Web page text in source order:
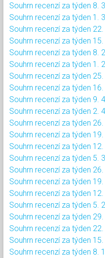
Souhrn recenzí za týden 8.
Souhrn recenzí za týden 1.
Souhrn recenzí za týden 22.
Souhrn recenzí za týden 15.
Souhrn recenzí za týden 8.
Souhrn recenzí za týden 1.
Souhrn recenzí za týden 25.
Souhrn recenzí za týden 16.
Souhrn recenzí za týden 9.
Souhrn recenzí za týden 2.
Souhrn recenzí za týden 26.
Souhrn recenzí za týden 19.
Souhrn recenzí za týden 12.
Souhrn recenzí za týden 5.
Souhrn recenzí za týden 26.
Souhrn recenzí za týden 19.
Souhrn recenzí za týden 12.
Souhrn recenzí za týden 5.
Souhrn recenzí za týden 29.
Souhrn recenzí za týden 22.
Souhrn recenzí za týden 15.
Souhrn recenzí za týden 8.